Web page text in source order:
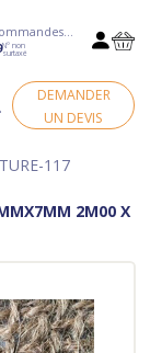
N° non
surtaxé
DEMANDER
UN DEVIS
117
2M00 X